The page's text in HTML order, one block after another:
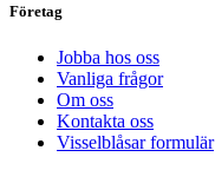
Företag
Jobba hos oss
Vanliga frågor
Om oss
Kontakta oss
Visselblåsar formulär